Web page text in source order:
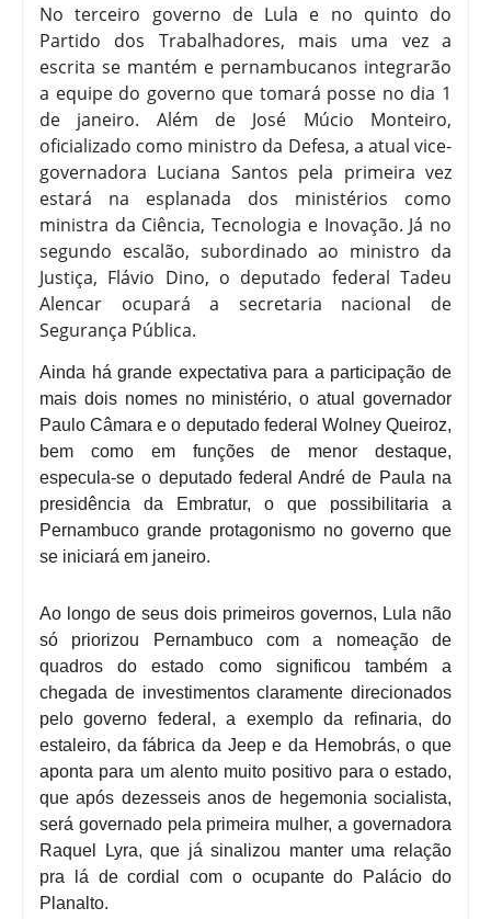
No terceiro governo de Lula e no quinto do
Partido dos Trabalhadores, mais uma vez a
escrita se mantém e pernambucanos integrarão
a equipe do governo que tomará posse no dia 1
de janeiro. Além de José Múcio Monteiro,
oficializado como ministro da Defesa, a atual vice-
governadora Luciana Santos pela primeira vez
estará na esplanada dos ministérios como
ministra da Ciência, Tecnologia e Inovação. Já no
segundo escalão, subordinado ao ministro da
Justiça, Flávio Dino, o deputado federal Tadeu
Alencar ocupará a secretaria nacional de
Segurança Pública.
Ainda há grande expectativa para a participação de
mais dois nomes no ministério, o atual governador
Paulo Câmara e o deputado federal Wolney Queiroz,
bem como em funções de menor destaque,
especula-se o deputado federal André de Paula na
presidência da Embratur, o que possibilitaria a
Pernambuco grande protagonismo no governo que
se iniciará em janeiro.
Ao longo de seus dois primeiros governos, Lula não
só priorizou Pernambuco com a nomeação de
quadros do estado como significou também a
chegada de investimentos claramente direcionados
pelo governo federal, a exemplo da refinaria, do
estaleiro, da fábrica da Jeep e da Hemobrás, o que
aponta para um alento muito positivo para o estado,
que após dezesseis anos de hegemonia socialista,
será governado pela primeira mulher, a governadora
Raquel Lyra, que já sinalizou manter uma relação
pra lá de cordial com o ocupante do Palácio do
Planalto.